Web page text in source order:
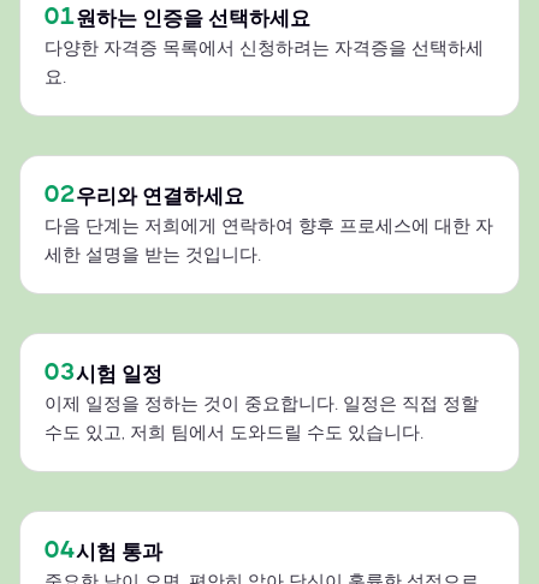
01원하는 인증을 선택하세요
다양한 자격증 목록에서 신청하려는 자격증을 선택하세
요.
02우리와 연결하세요
다음 단계는 저희에게 연락하여 향후 프로세스에 대한 자
세한 설명을 받는 것입니다.
03시험 일정
이제 일정을 정하는 것이 중요합니다. 일정은 직접 정할
수도 있고, 저희 팀에서 도와드릴 수도 있습니다.
04시험 통과